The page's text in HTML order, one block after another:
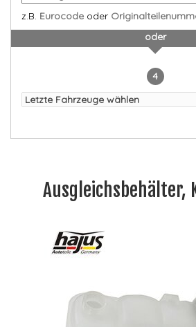
z.B. Eurocode oder
oder
4
Ausgleichsbehälter,